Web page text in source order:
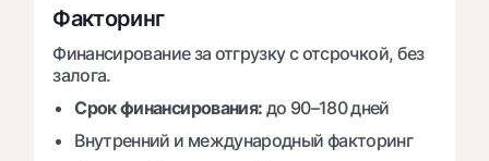
Факторинг
Финансирование за отгрузку с отсрочкой, без
залога.
Срок финансирования: до 90–180 дней
Внутренний и международный факторинг